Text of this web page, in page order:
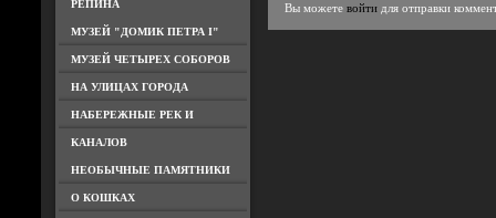
РЕПИНА
МУЗЕЙ "ДОМИК ПЕТРА I"
МУЗЕЙ ЧЕТЫРЕХ СОБОРОВ
НА УЛИЦАХ ГОРОДА
НАБЕРЕЖНЫЕ РЕК И
КАНАЛОВ
НЕОБЫЧНЫЕ ПАМЯТНИКИ
О КОШКАХ
Вы можете войтидля отправки